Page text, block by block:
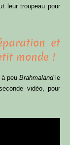
leur troupeau pour
et
monde !
peu Brahmalandle
vidéo, pour